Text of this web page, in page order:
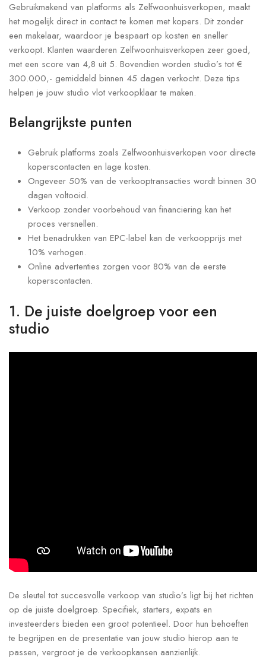
Gebruikmakend van platforms als Zelfwoonhuisverkopen, maakt
het mogelijk direct in contact te komen met kopers. Dit zonder
een makelaar, waardoor je bespaart op kosten en sneller
verkoopt. Klanten waarderen Zelfwoonhuisverkopen zeer goed,
met een score van 4,8 uit 5. Bovendien worden studio’s tot €
300.000,- gemiddeld binnen 45 dagen verkocht. Deze tips
helpen je jouw studio vlot verkoopklaar te maken.
Belangrijkste punten
Gebruik platforms zoals Zelfwoonhuisverkopen voor directe
koperscontacten en lage kosten.
Ongeveer 50% van de verkooptransacties wordt binnen 30
dagen voltooid.
Verkoop zonder voorbehoud van financiering kan het
proces versnellen.
Het benadrukken van EPC-label kan de verkoopprijs met
10% verhogen.
Online advertenties zorgen voor 80% van de eerste
koperscontacten.
1. De juiste doelgroep voor een
studio
De sleutel tot succesvolle verkoop van studio’s ligt bij het richten
op de juiste doelgroep. Specifiek, starters, expats en
investeerders bieden een groot potentieel. Door hun behoeften
te begrijpen en de presentatie van jouw studio hierop aan te
passen, vergroot je de verkoopkansen aanzienlijk.